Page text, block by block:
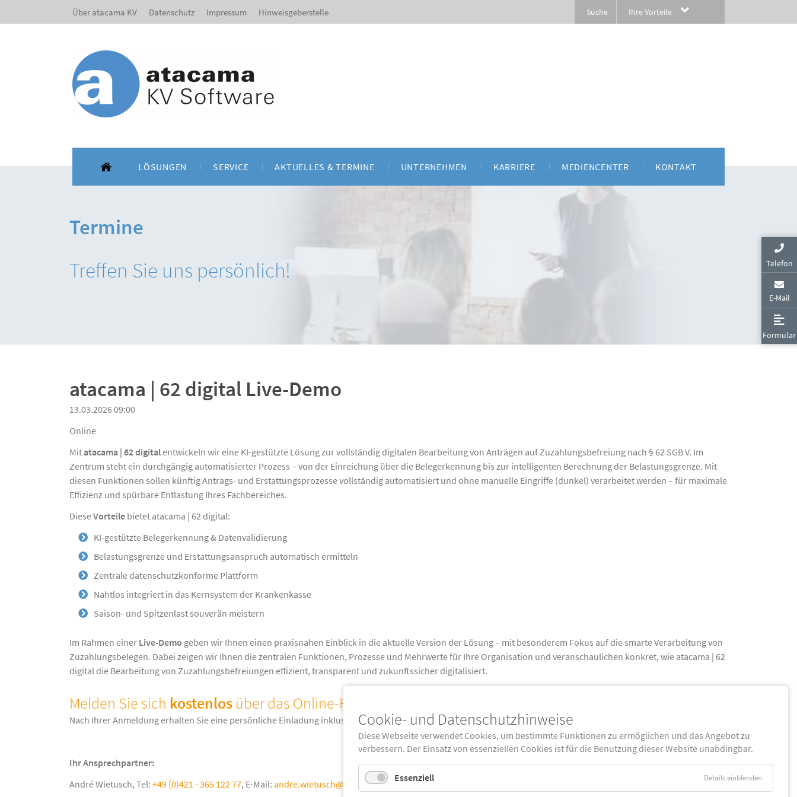
Über atacama KV Datenschutz Impressum Hinweisgeberstelle Ihre Vorteile
LÖSUNGEN
Für oscare®-Kassen
SERVICE
Kundensupport und Fernwartung
Beratung
AKTUELLES & TERMINE UNTERNEHMEN KARRIERE MEDIENCENTER
atacama | Produkt-Roadmap
Datenblätter
KONTAKT
Termine
Treffen Sie uns persönlich!
atacama | 62 digital Live-Demo
13.03.2026 09:00
Online
Mitatacama | 62 digitalentwickeln wir eine KI-gestützte Lösung zur vollständig digitalen Bearbeitung von Anträgen auf Zuzahlungsbefreiung nach § 62 SGB V. Im
Zentrum steht ein durchgängig automatisierter Prozess – von der Einreichung über die Belegerkennung bis zur intelligenten Berechnung der Belastungsgrenze. Mit
diesen Funktionen sollen künftig Antrags- und Erstattungsprozesse vollständig automatisiert und ohne manuelle Eingriffe (dunkel) verarbeitet werden – für maximale
Effizienz und spürbare Entlastung Ihres Fachbereiches.
DieseVorteile bietet atacama | 62 digital:
KI-gestützte Belegerkennung & Datenvalidierung
Belastungsgrenze und Erstattungsanspruch automatisch ermitteln
Zentrale datenschutzkonforme Plattform
Nahtlos integriert in das Kernsystem der Krankenkasse
Saison- und Spitzenlast souverän meistern
Im Rahmen einer Live-Demo geben wir Ihnen einen praxisnahen Einblick in die aktuelle Version der Lösung – mit besonderem Fokus auf die smarte Verarbeitung von
Zuzahlungsbelegen. Dabei zeigen wir Ihnen die zentralen Funktionen, Prozesse und Mehrwerte für Ihre Organisation und veranschaulichen konkret, wie atacama | 62
digital die Bearbeitung von Zuzahlungsbefreiungen effizient, transparent und zukunftssicher digitalisiert.
Melden Sie sich kostenlos über das Online-Formular an.
Nach Ihrer Anmeldung erhalten Sie eine persönliche Einladung inklusive MS-Teams-Zugangslink.
Ihr Ansprechpartner:
André Wietusch, Tel: +49 (0)421 - 365 122 77, E-Mail: andre.wietusch@atacama-kv.de
Telefon
E-Mail
Formular
Cookie- und Datenschutzhinweise
Diese Webseite verwendet Cookies, um bestimmte Funktionen zu ermöglichen und das Angebot zu
verbessern. Der Einsatz von essenziellen Cookies ist für die Benutzung dieser Website unabdingbar.
Essenziell Details einblenden